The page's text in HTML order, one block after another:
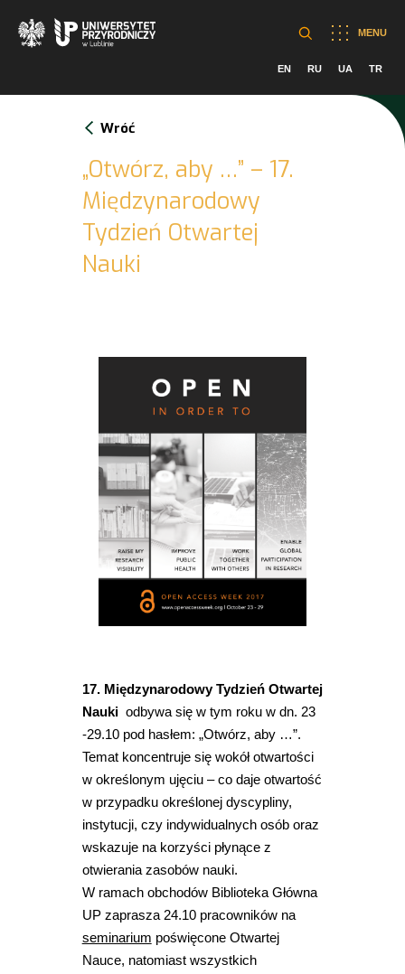
MENU
EN RU UA TR
Wróć
„Otwórz, aby …” – 17.
Międzynarodowy
Tydzień Otwartej
Nauki
17. Międzynarodowy Tydzień Otwartej
Naukiodbywa się w tym roku w dn. 23
-29.10 pod hasłem: „Otwórz, aby …”.
Temat koncentruje się wokół otwartości
w określonym ujęciu – co daje otwartość
w przypadku określonej dyscypliny,
instytucji, czy indywidualnych osób oraz
wskazuje na korzyści płynące z
otwierania zasobów nauki.
W ramach obchodów Biblioteka Główna
UP zaprasza 24.10 pracowników na
seminarium poświęcone Otwartej
Nauce, natomiast wszystkich